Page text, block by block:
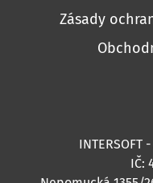
Zásady
INTERSOFT
IČ: